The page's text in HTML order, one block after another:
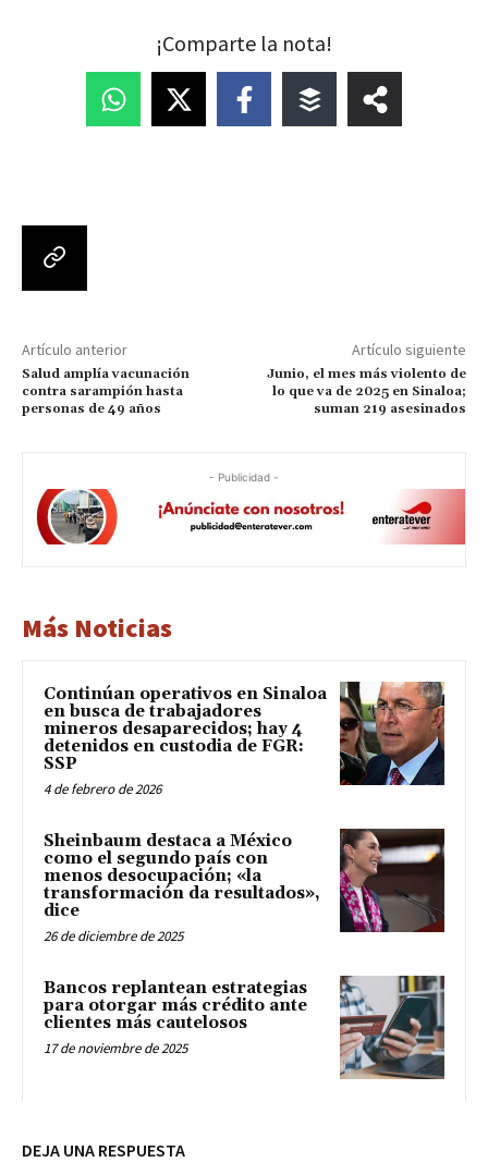
¡Comparte la nota!
Artículo anterior
Salud amplía vacunación
contra sarampión hasta
personas de 49 años
Artículo siguiente
Junio, el mes más violento de
lo que va de 2025 en Sinaloa;
suman 219 asesinados
- Publicidad -
Más Noticias
Continúan operativos en Sinaloa
en busca de trabajadores
mineros desaparecidos; hay 4
detenidos en custodia de FGR:
SSP
4 de febrero de 2026
Sheinbaum destaca a México
como el segundo país con
menos desocupación; «la
transformación da resultados»,
dice
26 de diciembre de 2025
Bancos replantean estrategias
para otorgar más crédito ante
clientes más cautelosos
17 de noviembre de 2025
DEJA UNA RESPUESTA